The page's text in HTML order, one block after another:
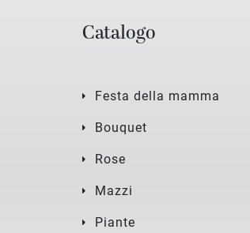
Catalogo
Festa della mamma
Bouquet
Rose
Mazzi
Piante